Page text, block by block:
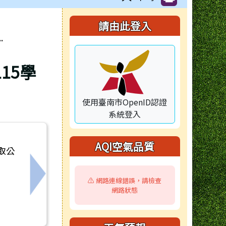
學
公
下一筆：115學年度3-5歲及2歲專班新生入園
右邊區域內容
請由此登入
使用臺南市OpenID認證
系統登入
AQI空氣品質
⚠️ 網路連線錯誤，請檢查
網路狀態